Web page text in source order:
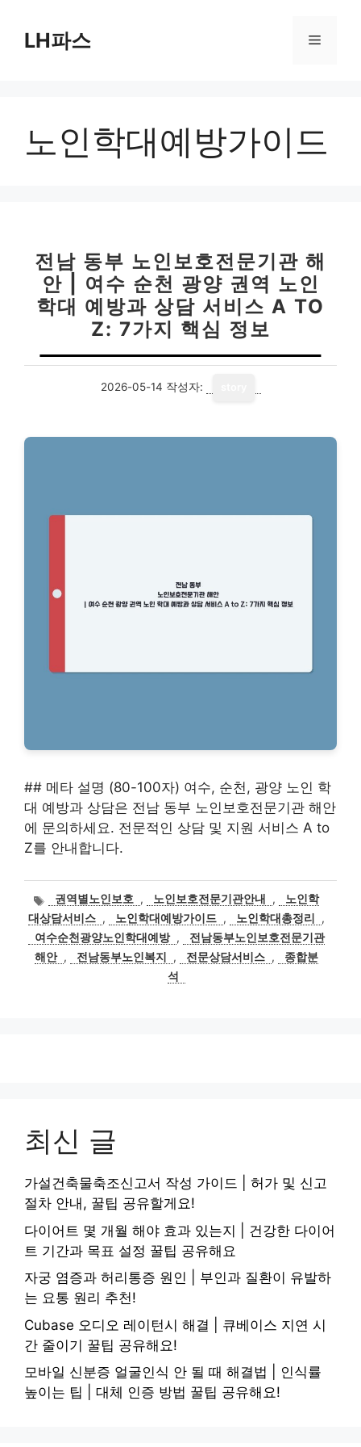
LH파스 메
노인학대예방가이드
전남 동부 노인보호전문기관 해
안 | 여수 순천 광양 권역 노인
학대 예방과 상담 서비스 A TO
Z: 7가지 핵심 정보
2026-05-14 작성자:
## 메타 설명 (80-100자) 여수, 순천, 광양 노인 학
대 예방과 상담은 전남 동부 노인보호전문기관 해안
에 문의하세요. 전문적인 상담 및 지원 서비스 A to
Z를 안내합니다.
태
그
권역별노인보호 , 노인보호전문기관안내 ,
노인학
대상담서비스 , 노인학대예방가이드 , 노인학대총정리
,
여수순천광양노인학대예방 ,
전남동부노인보호전문기관
해안 , 전남동부노인복지 , 전문상담서비스 ,
종합분
석
최신 글
가설건축물축조신고서 작성 가이드 | 허가 및 신고
절차 안내, 꿀팁 공유할게요!
다이어트 몇 개월 해야 효과 있는지 | 건강한 다이어
트 기간과 목표 설정 꿀팁 공유해요
자궁 염증과 허리통증 원인 | 부인과 질환이 유발하
는 요통 원리 추천!
Cubase 오디오 레이턴시 해결 | 큐베이스 지연 시
간 줄이기 꿀팁 공유해요!
모바일 신분증 얼굴인식 안 될 때 해결법 | 인식률
높이는 팁 | 대체 인증 방법 꿀팁 공유해요!